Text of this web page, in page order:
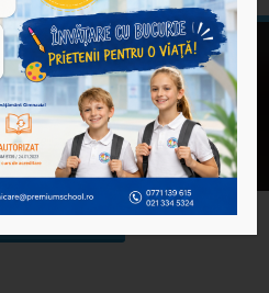
ÎN
ȘCOLAR !
ÎNSCRIERI